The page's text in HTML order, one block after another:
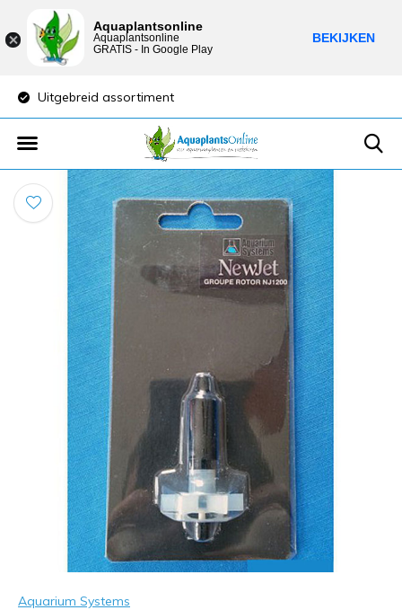
Uitgebreid assortiment
Aquarium Systems
Aquaplantsonline
Aquaplantsonline
GRATIS - In Google Play
BEKIJKEN